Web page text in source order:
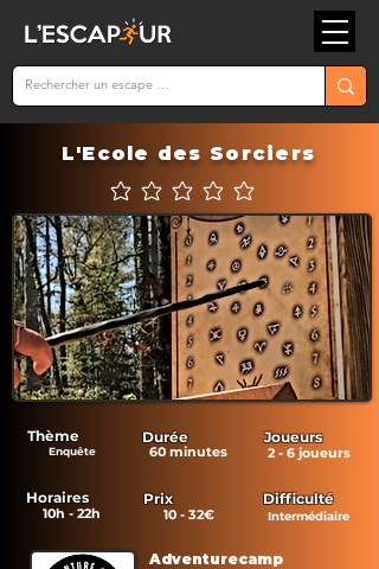
L'Ecole des Sorciers
Aucune note pour le moment
Thème
Enquête
Durée
60 minutes
Joueurs
2 - 6 joueurs
Horaires
10h - 22h
Prix
10 - 32€
Difficulté
Intermédiaire
Adventurecamp